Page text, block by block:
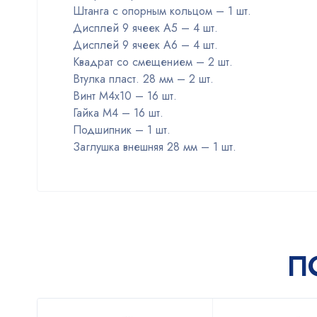
Штанга с опорным кольцом – 1 шт.
Дисплей 9 ячеек А5 – 4 шт.
Дисплей 9 ячеек А6 – 4 шт.
Квадрат со смещением – 2 шт.
Втулка пласт. 28 мм – 2 шт.
Винт М4х10 – 16 шт.
Гайка М4 – 16 шт.
Подшипник – 1 шт.
Заглушка внешняя 28 мм – 1 шт.